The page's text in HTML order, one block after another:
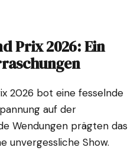
Prix 2026: Ein
2026 bot eine fesselnde
auf der
Wendungen prägten das
unvergessliche Show.